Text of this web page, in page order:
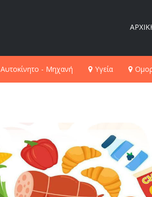
Αυτοκίνητο - Μηχανή Υγεία